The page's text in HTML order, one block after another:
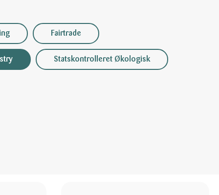
Fairtrade
Statskontrolleret Økologisk